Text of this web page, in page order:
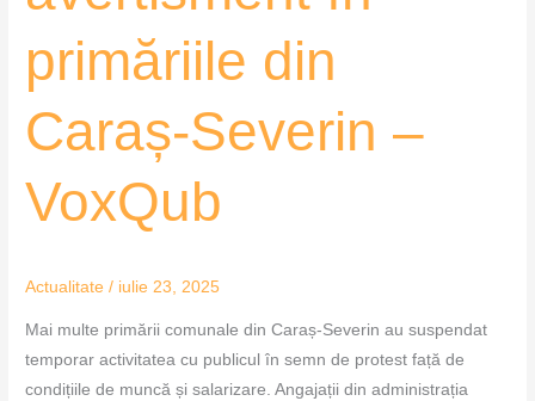
primăriile din
Caraș-Severin –
VoxQub
Actualitate / iulie 23, 2025
Mai multe primării comunale din Caraș-Severin au suspendat
temporar activitatea cu publicul în semn de protest față de
condițiile de muncă și salarizare. Angajații din administrația